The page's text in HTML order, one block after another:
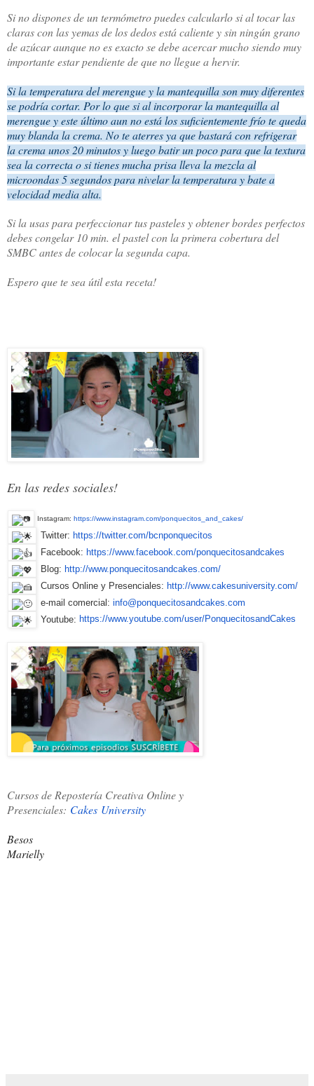
Si no dispones de un termómetro puedes calcularlo si al tocar las
claras con las yemas de los dedos está caliente y sin ningún grano
de azúcar aunque no es exacto se debe acercar mucho siendo muy
importante estar pendiente de que no llegue a hervir.
Si la temperatura del merengue y la mantequilla son muy diferentes
se podría cortar. Por lo que si al incorporar la mantequilla al
merengue y este último aun no está los suficientemente frío te queda
muy blanda la crema. No te aterres ya que bastará con refrigerar
la crema unos 20 minutos y luego batir un poco para que la textura
sea la correcta o si tienes mucha prisa lleva la mezcla al
microondas 5 segundos para nivelar la temperatura y bate a
velocidad media alta.
Si la usas para perfeccionar tus pasteles y obtener bordes perfectos
debes congelar 10 min. el pastel con la primera cobertura del
SMBC antes de colocar la segunda capa.
Espero que te sea útil esta receta!
En las redes sociales!
Instagram:https://www.instagram.com/ponquecitos_and_cakes/
Twitter: https://twitter.com/bcnponquecitos
Facebook: https://www.facebook.com/ponquecitosandcakes
Blog: http://www.ponquecitosandcakes .com/
Cursos Online y Presenciales: http://www.cakesuniversity.com/
e-mail comercial: info@ponquecitosandcakes.com
Youtube: https://www.youtube.com/user/PonquecitosandCakes
Cursos de Repostería Creativa Online y
Presenciales: Cakes University
Besos
Marielly